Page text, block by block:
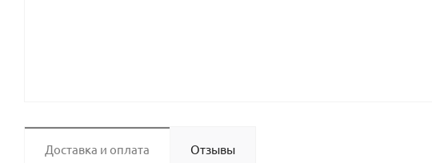
Доставка и оплата Отзывы